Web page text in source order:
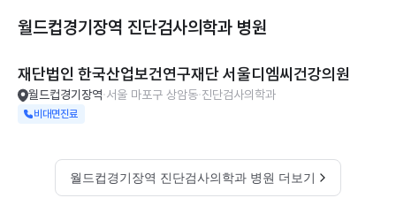
월드컵경기장역 진단검사의학과 병원
재단법인 한국산업보건연구재단 서울디엠씨건강의원
월드컵경기장역 서울 마포구 상암동 진단검사의학과
비대면진료
월드컵경기장역 진단검사의학과 병원 더보기